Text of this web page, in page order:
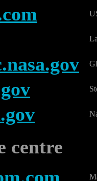
centre